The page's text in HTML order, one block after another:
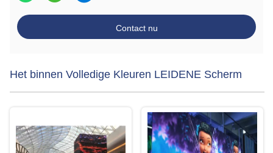
Contact nu
Het binnen Volledige Kleuren LEIDENE Scherm